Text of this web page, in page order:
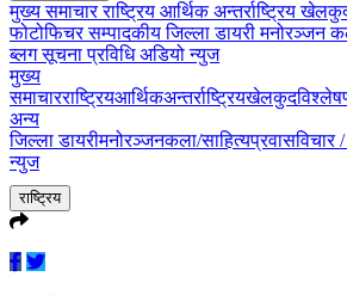
मुख्य समाचारराष्ट्रिय आर्थिकअन्तर्राष्ट्रिय
फोटोफिचरसम्पादकीयजिल्ला डायरीमनोरञ्जन
ब्लगसूचना प्रविधिअडियो न्युज
मुख्य
समाचारराष्ट्रियआर्थिकअन्तर्राष्ट्रियखेलकुद
अन्य
जिल्ला डायरीमनोरञ्जनकला/साहित्यप्रवासविचार
न्युज
राष्ट्रिय